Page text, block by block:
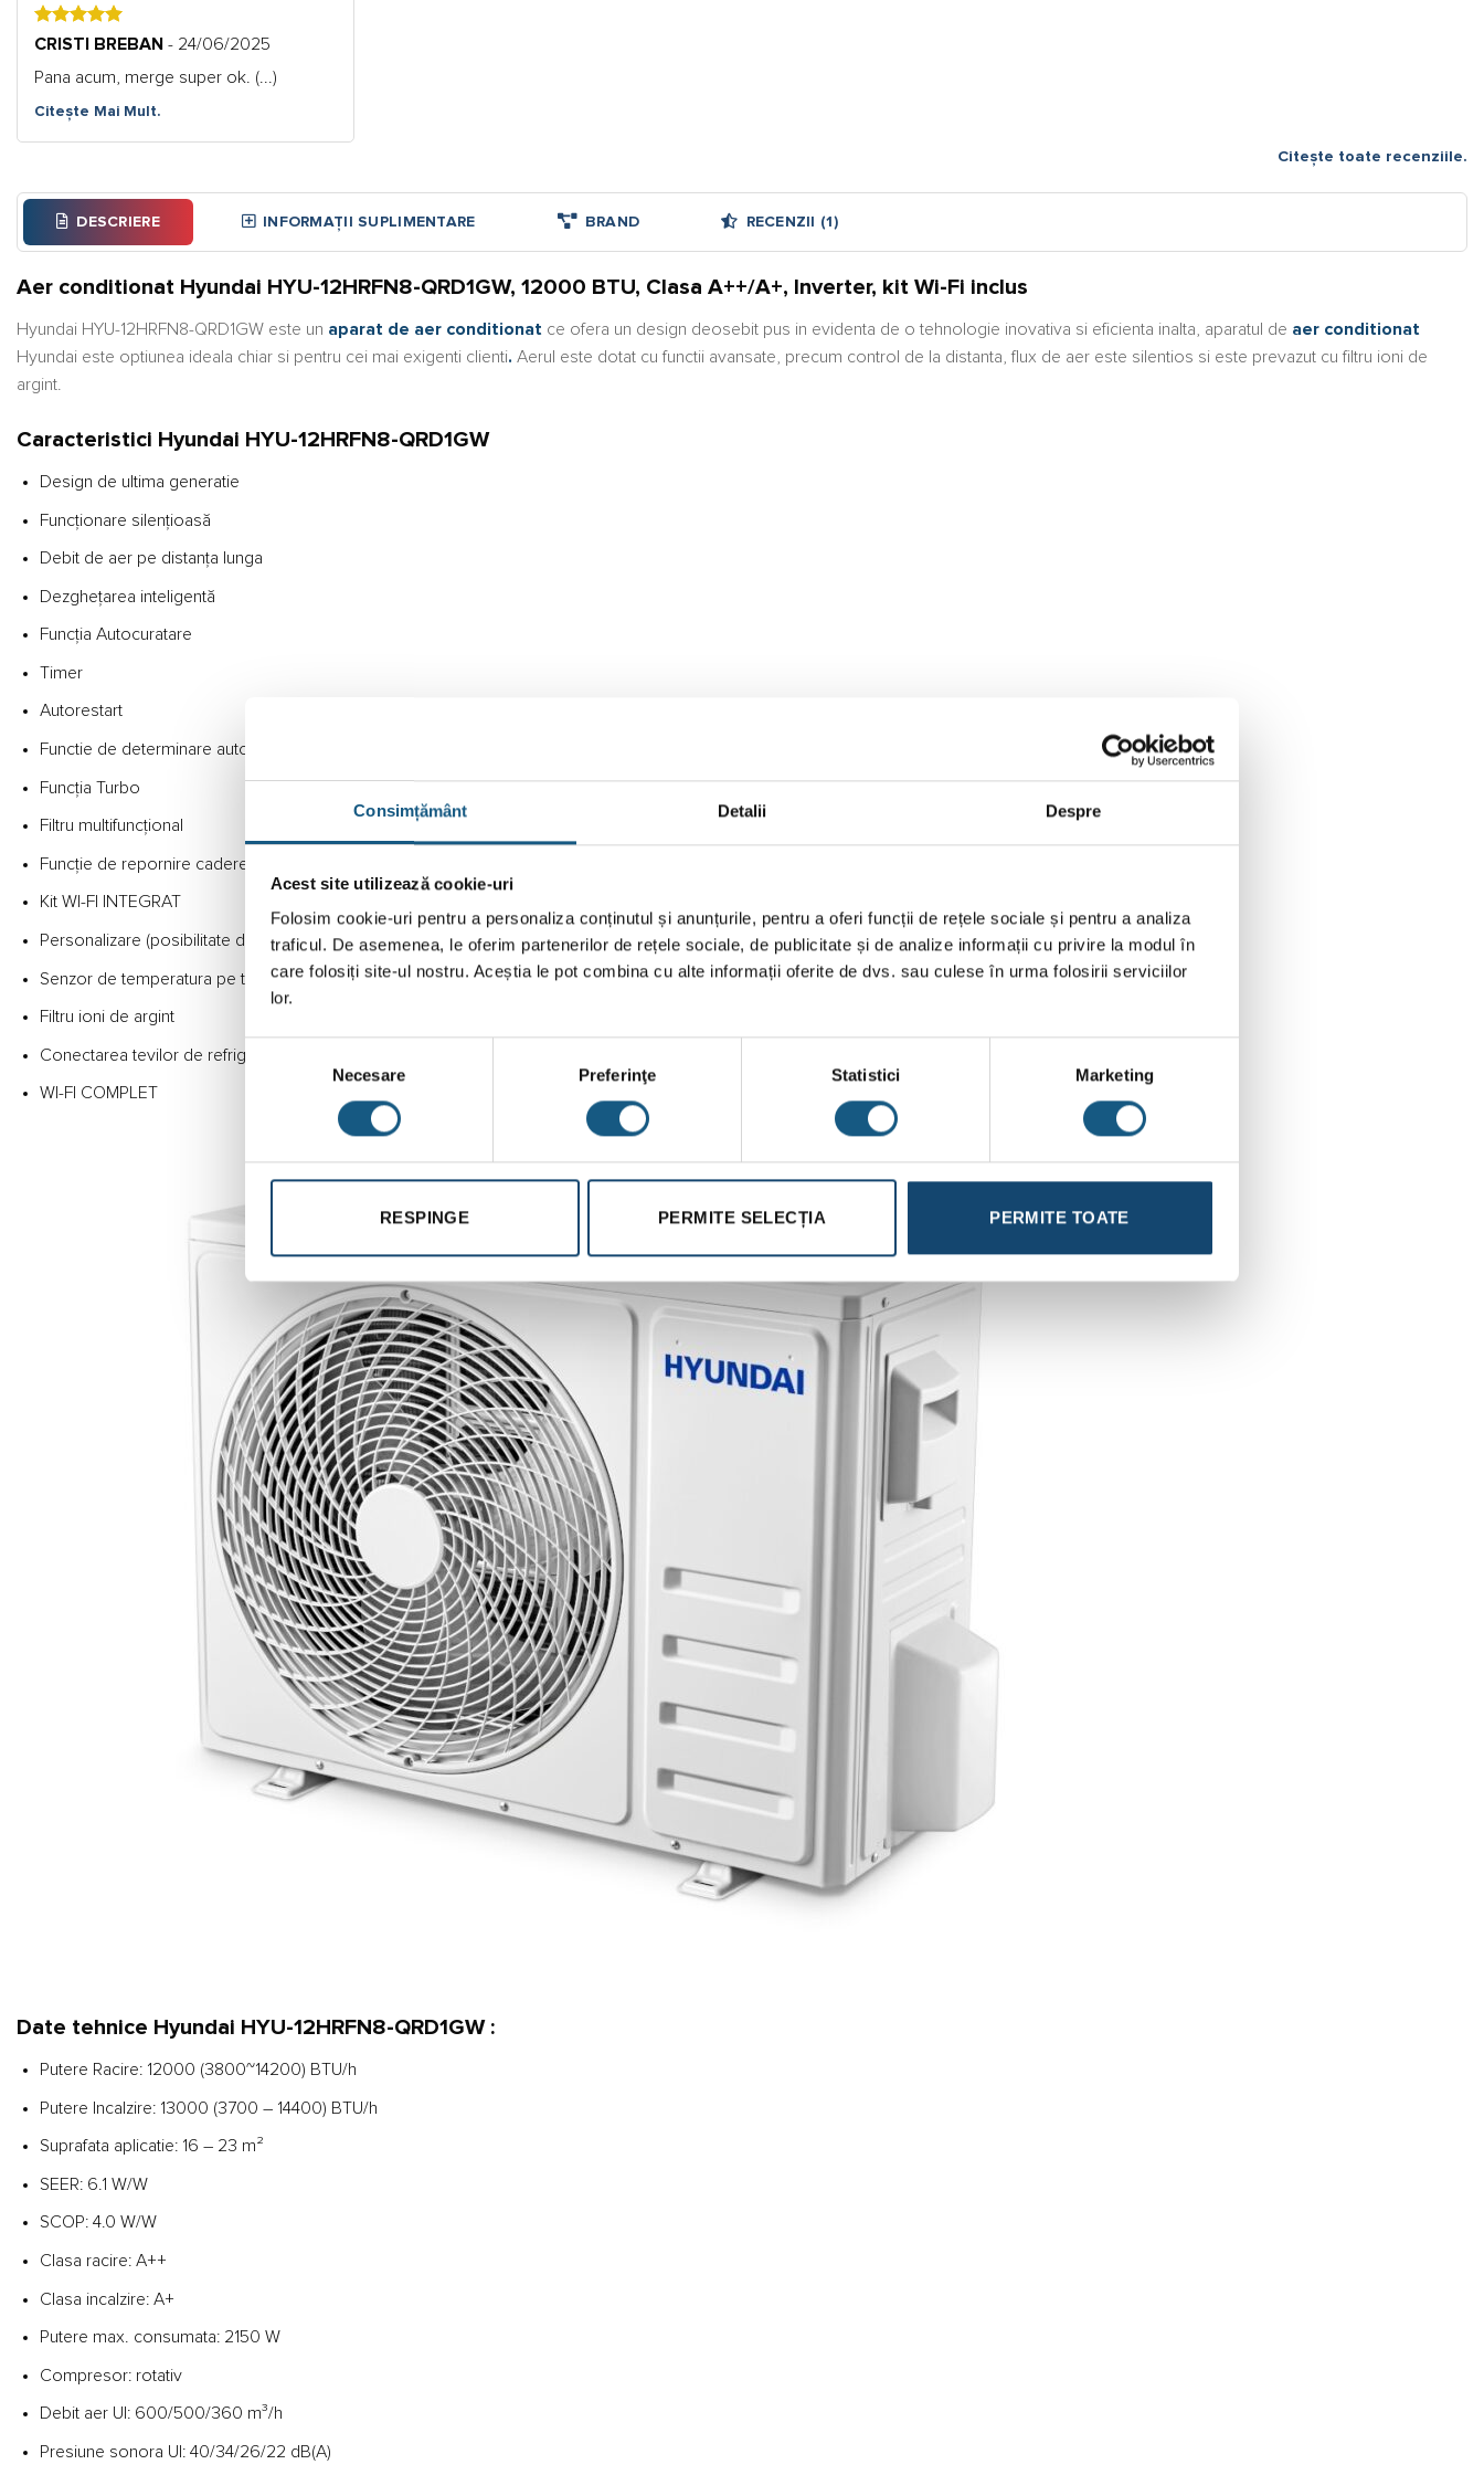
Consimțământ Detalii Despre
Acest site utilizează cookie-uri
Folosim cookie-uri pentru a personaliza conținutul și anunțurile, pentru a oferi funcții de rețele sociale și pentru a analiza
traficul. De asemenea, le oferim partenerilor de rețele sociale, de publicitate și de analize informații cu privire la modul în
care folosiți site-ul nostru. Aceștia le pot combina cu alte informații oferite de dvs. sau culese în urma folosirii serviciilor
lor.
Selecția
consimțământului
Necesare Preferinţe Statistici Marketing
RESPINGE PERMITE SELECȚIA PERMITE TOATE
5
CRISTI BREBAN - 24/06/2025
Pana acum, merge super ok. (...)
Citește Mai Mult.
Citește toate recenziile.
DESCRIERE INFORMAȚII SUPLIMENTARE BRAND RECENZII (1)
Aer conditionat Hyundai HYU-12HRFN8-QRD1GW, 12000 BTU, Clasa A++/A+, Inverter, kit Wi-Fi inclus
Hyundai HYU-12HRFN8-QRD1GW este un aparat de aer conditionat ce ofera un design deosebit pus in evidenta de o tehnologie inovativa si eficienta inalta, aparatul de aer conditionat
Hyundai este optiunea ideala chiar si pentru cei mai exigenti clienti. Aerul este dotat cu functii avansate, precum control de la distanta, flux de aer este silentios si este prevazut cu filtru ioni de
argint.
Caracteristici Hyundai HYU-12HRFN8-QRD1GW
Design de ultima generatie
Funcționare silențioasă
Debit de aer pe distanța lunga
Dezghețarea inteligentă
Funcția Autocuratare
Timer
Autorestart
Functie de determinare automata a pierderilor de refrigerent
Funcția Turbo
Filtru multifuncțional
Funcție de repornire cadere tensiune alimentare
Kit WI-FI INTEGRAT
Personalizare (posibilitate de a salva reglajele anterioare)
Senzor de temperatura pe telecomanda
Filtru ioni de argint
Conectarea tevilor de refrigerent este posibila pe ambele parti ale UI
WI-FI COMPLET
Date tehnice Hyundai HYU-12HRFN8-QRD1GW :
Putere Racire: 12000 (3800~14200) BTU/h
Putere Incalzire: 13000 (3700 – 14400) BTU/h
Suprafata aplicatie: 16 – 23 m²
SEER: 6.1 W/W
SCOP: 4.0 W/W
Clasa racire: A++
Clasa incalzire: A+
Putere max. consumata: 2150 W
Compresor: rotativ
Debit aer UI: 600/500/360 m³/h
Presiune sonora UI: 40/34/26/22 dB(A)